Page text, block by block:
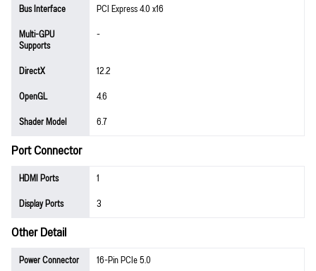
Bus Interface
PCI Express 4.0 x16
Multi-GPU
Supports
-
DirectX
12.2
OpenGL
4.6
Shader Model
6.7
Port Connector
HDMI Ports
1
Display Ports
3
Other Detail
Power Connector
16-Pin PCIe 5.0